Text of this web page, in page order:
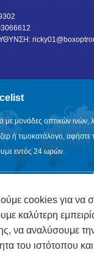
με μονάδες οπτικών ινών,
ή τιμοκατάλογο,
εντός 24 ωρών.
@ 2020
LTD. - ΚΊΝΑ
cookies για να
καλύτερη
να αναλύσουμε
του ιστότοπου